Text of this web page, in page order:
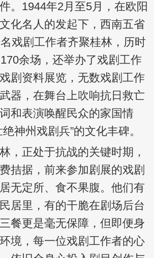
。1944年2月至5月，在欧阳
化名人的发起下，西南五省
戏剧工作者齐聚桂林，历时
余场，还举办了戏剧工作
剧资料展览，无数戏剧工作
器，在舞台上吹响抗日救亡
和表演唤醒民众的家国情
神州戏剧兵”的文化丰碑。
正处于抗战的关键时期，
拮据，前来参加剧展的戏剧
无定所、食不果腹。他们有
居里，有的干脆在剧场后台
餐更是毫无保障，但即便身
境，每一位戏剧工作者的心